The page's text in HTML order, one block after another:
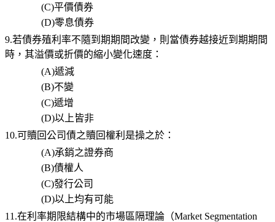
(C)平價債券
(D)零息債券
9.若債券殖利率不隨到期期間改變，則當債券越接近到期期間
時，其溢價或折價的縮小變化速度：
(A)遞減
(B)不變
(C)遞增
(D)以上皆非
10.可贖回公司債之贖回權利是操之於：
(A)承銷之證券商
(B)債權人
(C)發行公司
(D)以上均有可能
11.在利率期限結構中的市場區隔理論（Market Segmentation